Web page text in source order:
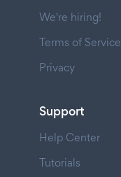
We're hiring!
Terms of Service
Privacy
Support
Help Center
Tutorials